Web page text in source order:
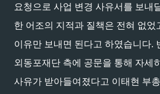
요청으로 사업 변경 사유서를 보내
한 어조의 지적과 질책은 전혀 없었
이유만 보내면 된다고 하였습니다.
외동포재단 측에 공문을 통해 자세
사유가 받아들여졌다고 이태현 부